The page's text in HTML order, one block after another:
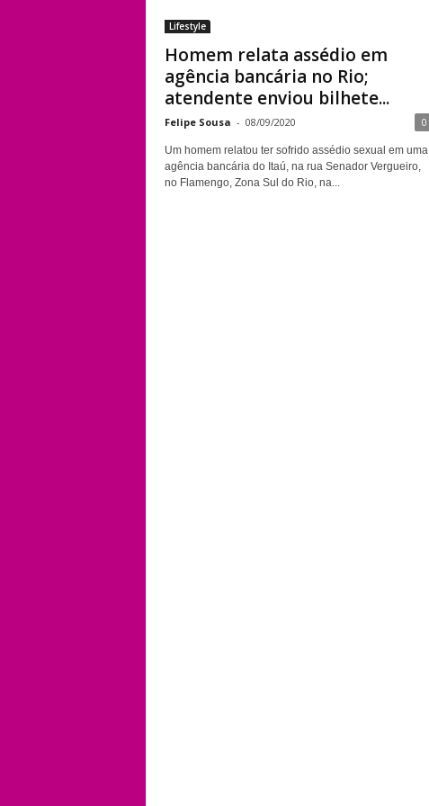
Lifestyle
Homem relata assédio em
agência bancária no Rio;
atendente enviou bilhete...
Felipe Sousa - 08/09/2020 0
Um homem relatou ter sofrido assédio sexual em uma
agência bancária do Itaú, na rua Senador Vergueiro,
no Flamengo, Zona Sul do Rio, na...